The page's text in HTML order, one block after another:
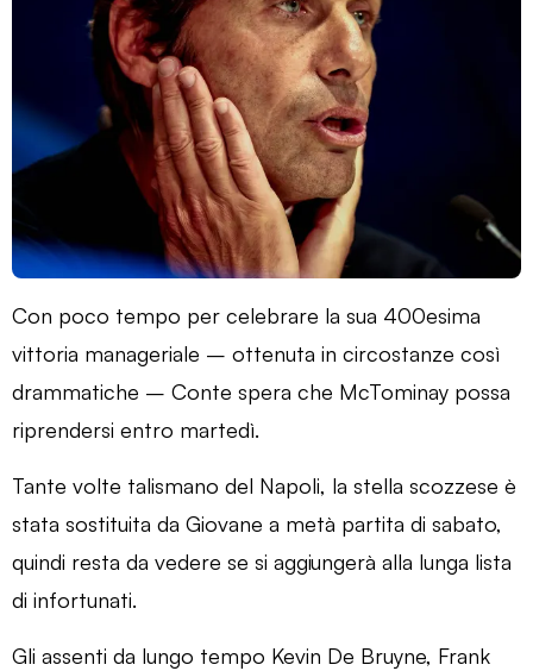
Con poco tempo per celebrare la sua 400esima
vittoria manageriale – ottenuta in circostanze così
drammatiche – Conte spera che McTominay possa
riprendersi entro martedì.
Tante volte talismano del Napoli, la stella scozzese è
stata sostituita da Giovane a metà partita di sabato,
quindi resta da vedere se si aggiungerà alla lunga lista
di infortunati.
Gli assenti da lungo tempo Kevin De Bruyne, Frank